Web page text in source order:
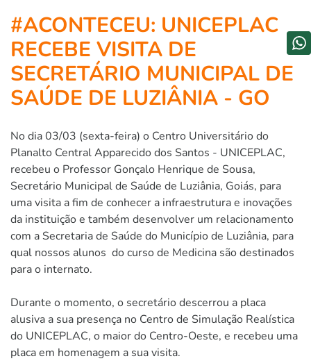
#ACONTECEU: UNICEPLAC
RECEBE VISITA DE
SECRETÁRIO MUNICIPAL DE
SAÚDE DE LUZIÂNIA - GO
No dia 03/03 (sexta-feira) o Centro Universitário do
Planalto Central Apparecido dos Santos - UNICEPLAC,
recebeu o Professor Gonçalo Henrique de Sousa,
Secretário Municipal de Saúde de Luziânia, Goiás, para
uma visita a fim de conhecer a infraestrutura e inovações
da instituição e também desenvolver um relacionamento
com a Secretaria de Saúde do Município de Luziânia, para
qual nossos alunos do curso de Medicina são destinados
para o internato.
Durante o momento, o secretário descerrou a placa
alusiva a sua presença no Centro de Simulação Realística
do UNICEPLAC, o maior do Centro-Oeste, e recebeu uma
placa em homenagem a sua visita.